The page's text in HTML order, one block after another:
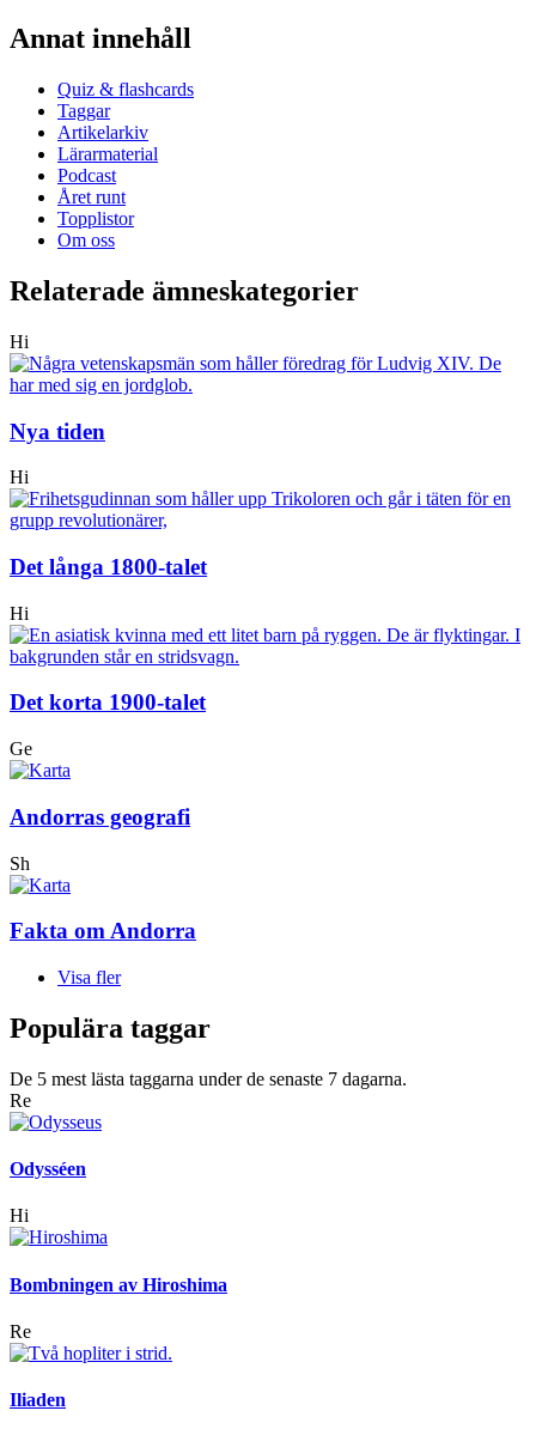
Annat innehåll
Quiz & flashcards
Taggar
Artikelarkiv
Lärarmaterial
Podcast
Året runt
Topplistor
Om oss
Relaterade ämneskategorier
Hi
Nya tiden
Hi
Det långa 1800-talet
Hi
Det korta 1900-talet
Ge
Andorras geografi
Sh
Fakta om Andorra
Visa fler
Populära taggar
De 5 mest lästa taggarna under de senaste 7 dagarna.
Re
Odysséen
Hi
Bombningen av Hiroshima
Re
Iliaden